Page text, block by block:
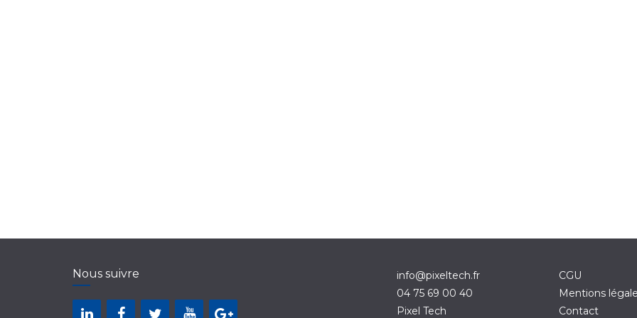
Nous suivre
info@pixeltech.fr
04 75 69 00 40
Pixel Tech
CGU
Mentions
Contact